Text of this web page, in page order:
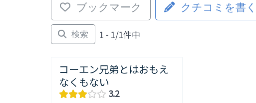
ブックマーク クチコミを書く
検索 1 - 1/1件中
コーエン兄弟とはおもえ
なくもない
3.2